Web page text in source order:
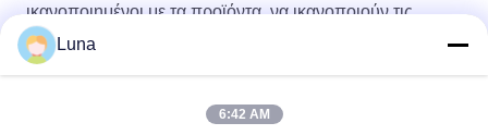
ικανοποιημένοι με τα προϊόντα, να ικανοποιούν τις
προσαρμοσμένες ανάγκες των πελατών.
Luna
6:42 AM